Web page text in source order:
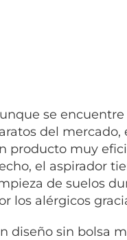
se
del mercado,
producto muy
el aspirador
de suelos
los alérgicos
diseño sin bolsa